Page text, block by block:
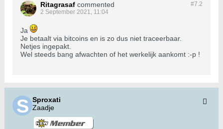
#7.2
Ritagrasaf commented
2 September 2021, 11:04
Ja
Je betaalt via bitcoins en is zo dus niet traceerbaar.
Netjes ingepakt.
Wel steeds bang afwachten of het werkelijk aankomt :-p !
Sproxati
Zaadje